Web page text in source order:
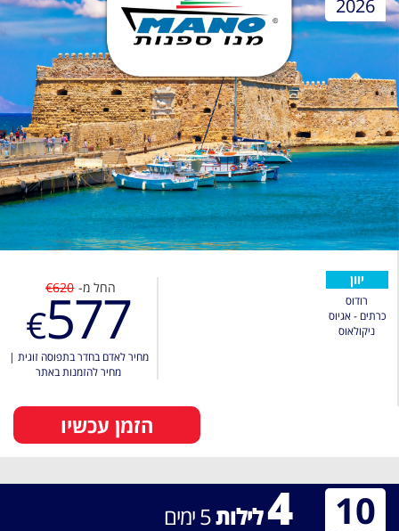
2026
יוון
רודוס
כרתים - אגיוס
ניקולאוס
החל מ- €620
€577
מחיר לאדם בחדר בתפוסה זוגית |
מחיר להזמנות באתר
הזמן עכשיו
4לילות5ימים 10